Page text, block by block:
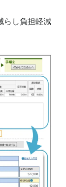
らし負担軽減